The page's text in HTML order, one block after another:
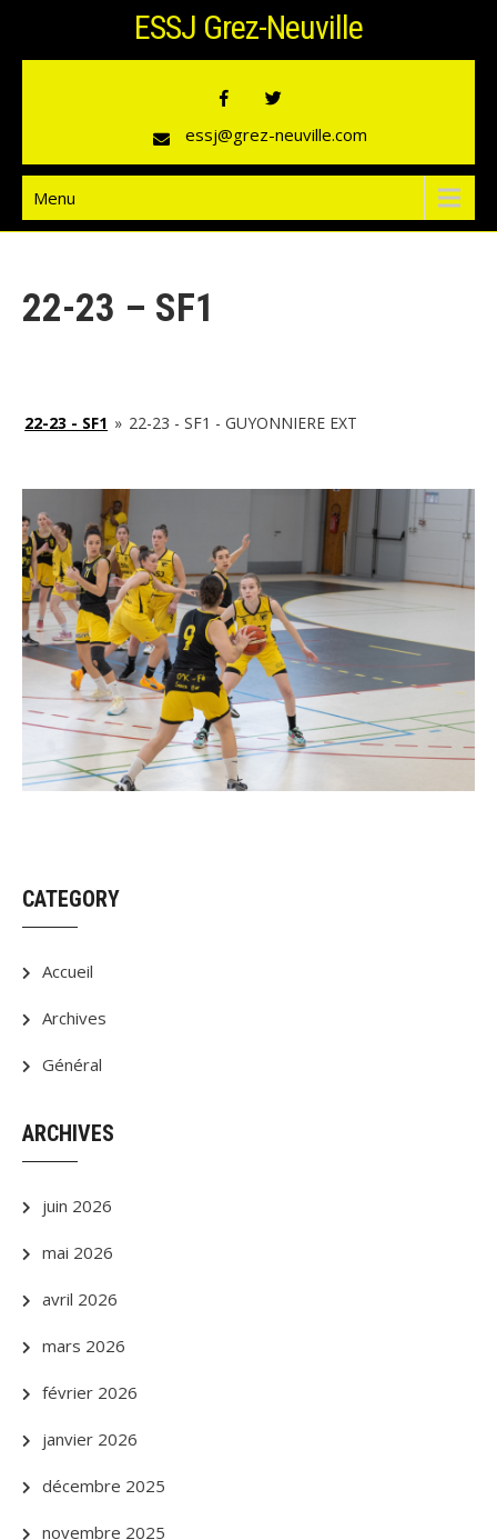
content
ESSJ Grez-Neuville
essj@grez-neuville.com
Menu
22-23 – SF1
22-23 - SF1 » 22-23 - SF1 - GUYONNIERE EXT
CATEGORY
Accueil
Archives
Général
ARCHIVES
juin 2026
mai 2026
avril 2026
mars 2026
février 2026
janvier 2026
décembre 2025
novembre 2025